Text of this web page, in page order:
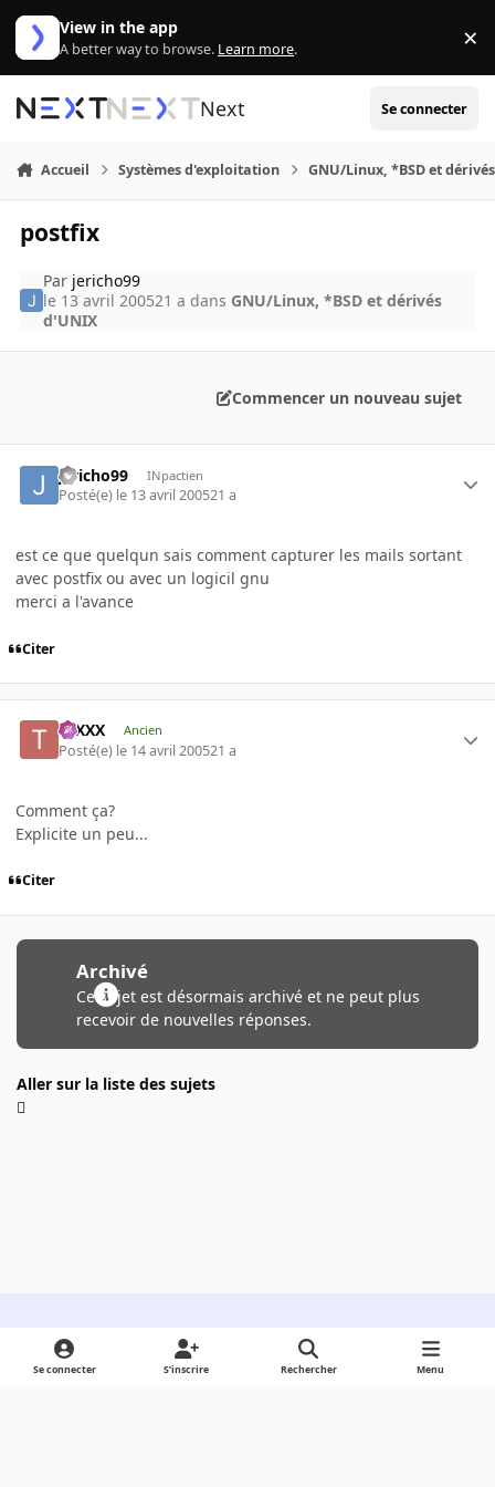
Aller au contenu
View in the app
A better way to browse. Learn more. ×
Next Se connecter
Accueil Systèmes d'exploitation GNU/Linux, *BSD et
postfix
Par jericho99
le 13 avril 200521 a dans GNU/Linux, *BSD et dérivés
d'UNIX
Commencer un nouveau sujet
jericho99 INpactien
Posté(e) le 13 avril 200521 a
est ce que quelqun sais comment capturer les mails sortant
avec postfix ou avec un logicil gnu
merci a l'avance
Citer
tuXXX Ancien
Posté(e) le 14 avril 200521 a
Comment ça?
Explicite un peu...
Citer
Archivé
Ce sujet est désormais archivé et ne peut plus
recevoir de nouvelles réponses.
Aller sur la liste des sujets
Light ModeDark ModeSystem Preference
Se connecter S’inscrire Rechercher Menu